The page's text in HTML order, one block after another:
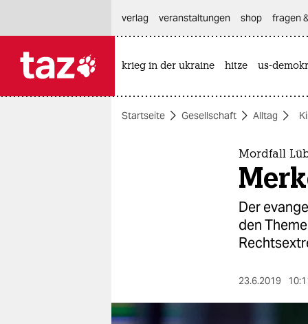
themen
berlin
verlag
veranstaltungen shop fragen
krieg in der ukraine hitze us-
Startseite Gesellschaft Alltag
Mordfall
Der
den
23.6.2019